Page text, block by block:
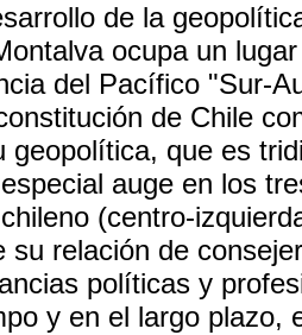
de la
ocupa un
del Pacífico "Sur-
de Chile
geopolítica, que es
auge en los
(centro-
su relación de
políticas y
y en el largo plazo,